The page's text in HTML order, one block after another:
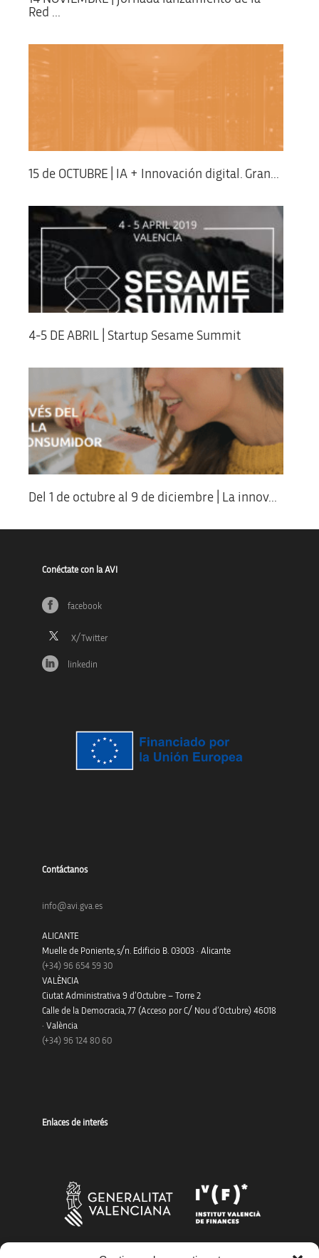
Red ...
15 de OCTUBRE | IA + Innovación digital. Gran...
4-5 DE ABRIL | Startup Sesame Summit
Del 1 de octubre al 9 de diciembre | La innov...
Conéctate con la AVI
facebook
linkedin
Contáctanos
info@avi.gva.es
ALICANTE
Muelle de Poniente, s/n. Edificio B. 03003 · Alicante
(+34) 96 654 59 30
VALÈNCIA
Ciutat Administrativa 9 d’Octubre – Torre 2
Calle de la Democracia, 77 (Acceso por C/ Nou d’Octubre) 46018
· València
(+34) 96 124 80 60
Enlaces de interés